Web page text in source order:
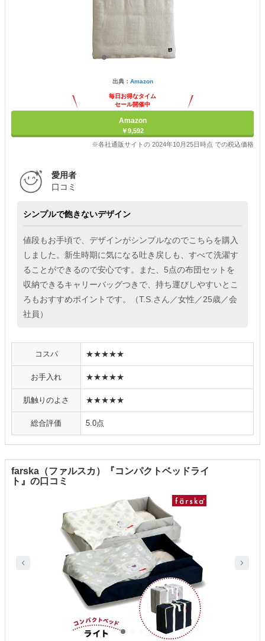
出典： Amazon
毎日お得なタイム
セール開催中
Amazon
￥9,592
※各社通販サイトの 2024年10月25日時点 での税込価格
愛用者
口コミ
シンプルで飽きないデザイン
値段もお手頃で、デザインがシンプルなのでこちらを購入
しました。新生時期に気になる吐き戻しも、すべて洗濯す
ることができるので安心です。また、5点の布団セットを
収納できるキャリーバッグつきで、持ち運びしやすいとこ
ろもおすすめポイントです。（T.S.さん／女性／25歳／会
社員）
コスパ ★★★★★
お手入れ ★★★★★
肌触りのよさ ★★★★★
総合評価 5.0点
farska（ファルスカ）『コンパクトベッドライ
ト』の口コミ